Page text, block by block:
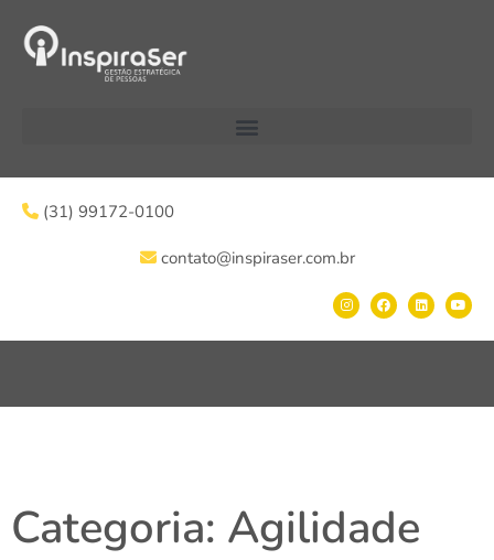
(31) 99172-0100
contato@inspiraser.com.br
Categoria: Agilidade